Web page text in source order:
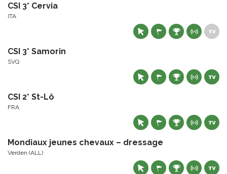
CSI 3* Cervia
ITA
CSI 3* Samorin
SVQ
CSI 2* St-Lô
FRA
Mondiaux jeunes chevaux – dressage
Verden (ALL)